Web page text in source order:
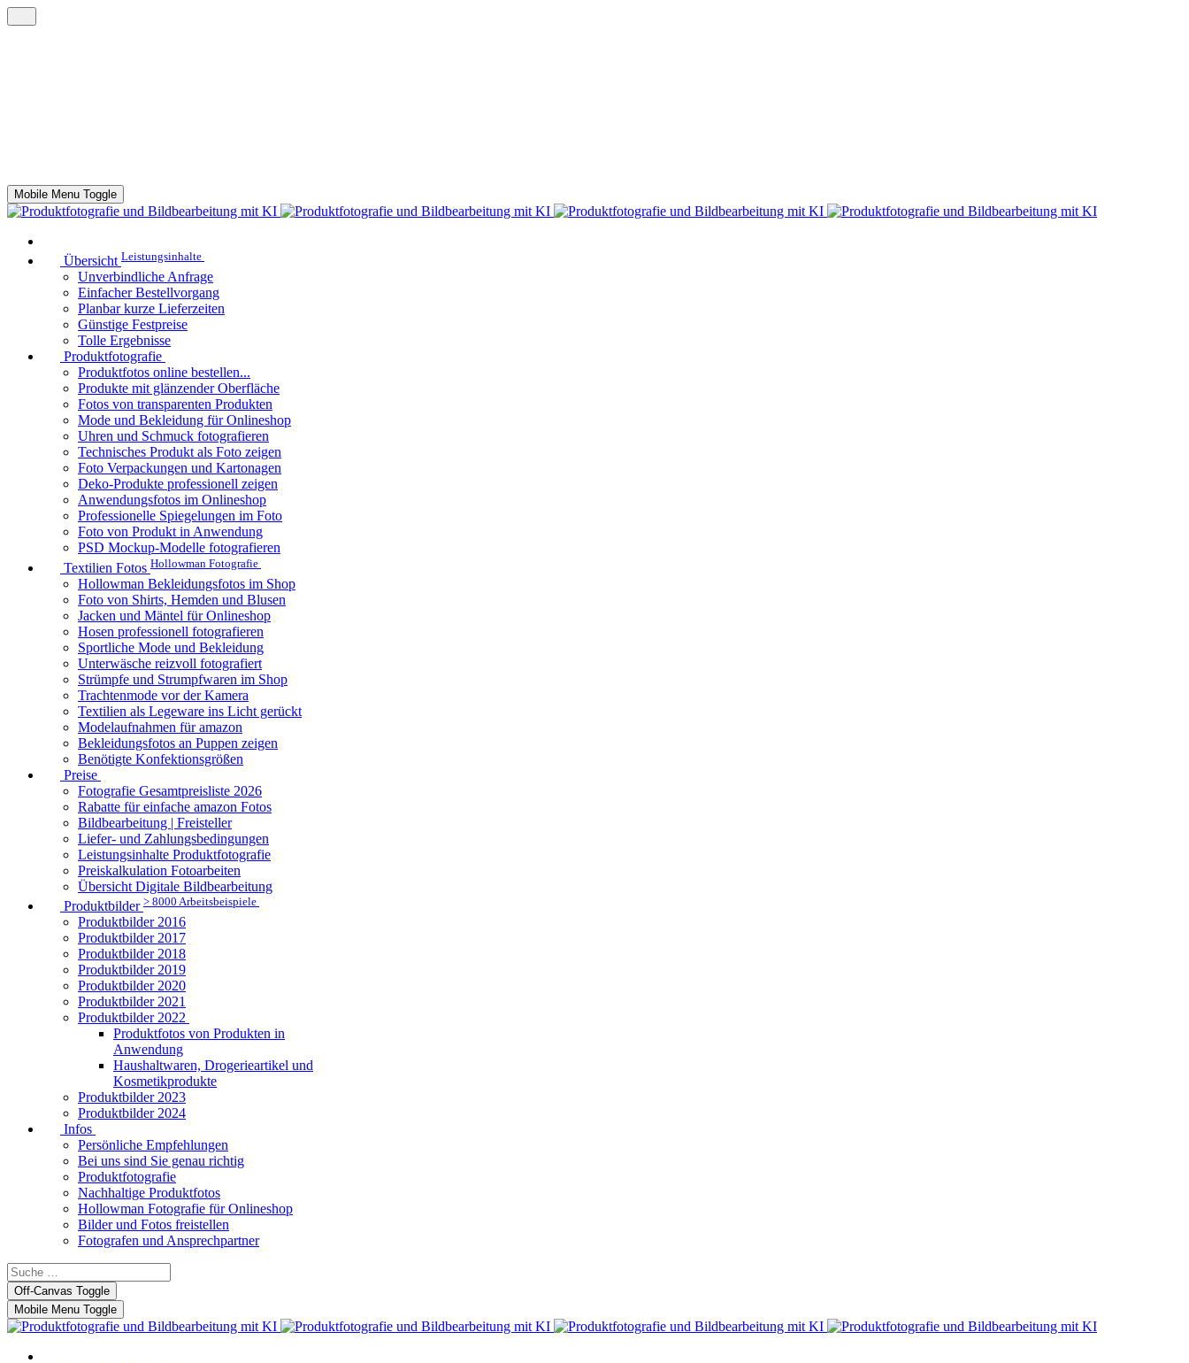
Mobile Menu Toggle
Übersicht Leistungsinhalte
Unverbindliche Anfrage
Einfacher Bestellvorgang
Planbar kurze Lieferzeiten
Günstige Festpreise
Tolle Ergebnisse
Produktfotografie
Produktfotos online bestellen...
Produkte mit glänzender Oberfläche
Fotos von transparenten Produkten
Mode und Bekleidung für Onlineshop
Uhren und Schmuck fotografieren
Technisches Produkt als Foto zeigen
Foto Verpackungen und Kartonagen
Deko-Produkte professionell zeigen
Anwendungsfotos im Onlineshop
Professionelle Spiegelungen im Foto
Foto von Produkt in Anwendung
PSD Mockup-Modelle fotografieren
Textilien Fotos Hollowman Fotografie
Hollowman Bekleidungsfotos im Shop
Foto von Shirts, Hemden und Blusen
Jacken und Mäntel für Onlineshop
Hosen professionell fotografieren
Sportliche Mode und Bekleidung
Unterwäsche reizvoll fotografiert
Strümpfe und Strumpfwaren im Shop
Trachtenmode vor der Kamera
Textilien als Legeware ins Licht gerückt
Modelaufnahmen für amazon
Bekleidungsfotos an Puppen zeigen
Benötigte Konfektionsgrößen
Preise
Fotografie Gesamtpreisliste 2026
Rabatte für einfache amazon Fotos
Bildbearbeitung | Freisteller
Liefer- und Zahlungsbedingungen
Leistungsinhalte Produktfotografie
Preiskalkulation Fotoarbeiten
Übersicht Digitale Bildbearbeitung
Produktbilder > 8000 Arbeitsbeispiele
Produktbilder 2016
Produktbilder 2017
Produktbilder 2018
Produktbilder 2019
Produktbilder 2020
Produktbilder 2021
Produktbilder 2022
Produktfotos von Produkten in
Anwendung
Haushaltwaren, Drogerieartikel und
Kosmetikprodukte
Produktbilder 2023
Produktbilder 2024
Infos
Persönliche Empfehlungen
Bei uns sind Sie genau richtig
Produktfotografie
Nachhaltige Produktfotos
Hollowman Fotografie für Onlineshop
Bilder und Fotos freistellen
Fotografen und Ansprechpartner
Off-Canvas Toggle
Mobile Menu Toggle